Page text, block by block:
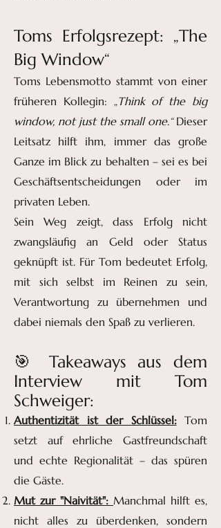
Toms Erfolgsrezept: „The
Big Window“
Toms Lebensmotto stammt von einer
früheren Kollegin: „Think of the big
window, not just the small one.“Dieser
Leitsatz hilft ihm, immer das große
Ganze im Blick zu behalten – sei es bei
Geschäftsentscheidungen oder im
privaten Leben.
Sein Weg zeigt, dass Erfolg nicht
zwangsläufig an Geld oder Status
geknüpft ist. Für Tom bedeutet Erfolg,
mit sich selbst im Reinen zu sein,
Verantwortung zu übernehmen und
dabei niemals den Spaß zu verlieren.
🎯 Takeaways aus dem
Interview mit Tom
Schweiger:
Authentizität ist der Schlüssel:Tom
setzt auf ehrliche Gastfreundschaft
und echte Regionalität – das spüren
die Gäste.
Mut zur "Naivität": Manchmal hilft es,
nicht alles zu überdenken, sondern